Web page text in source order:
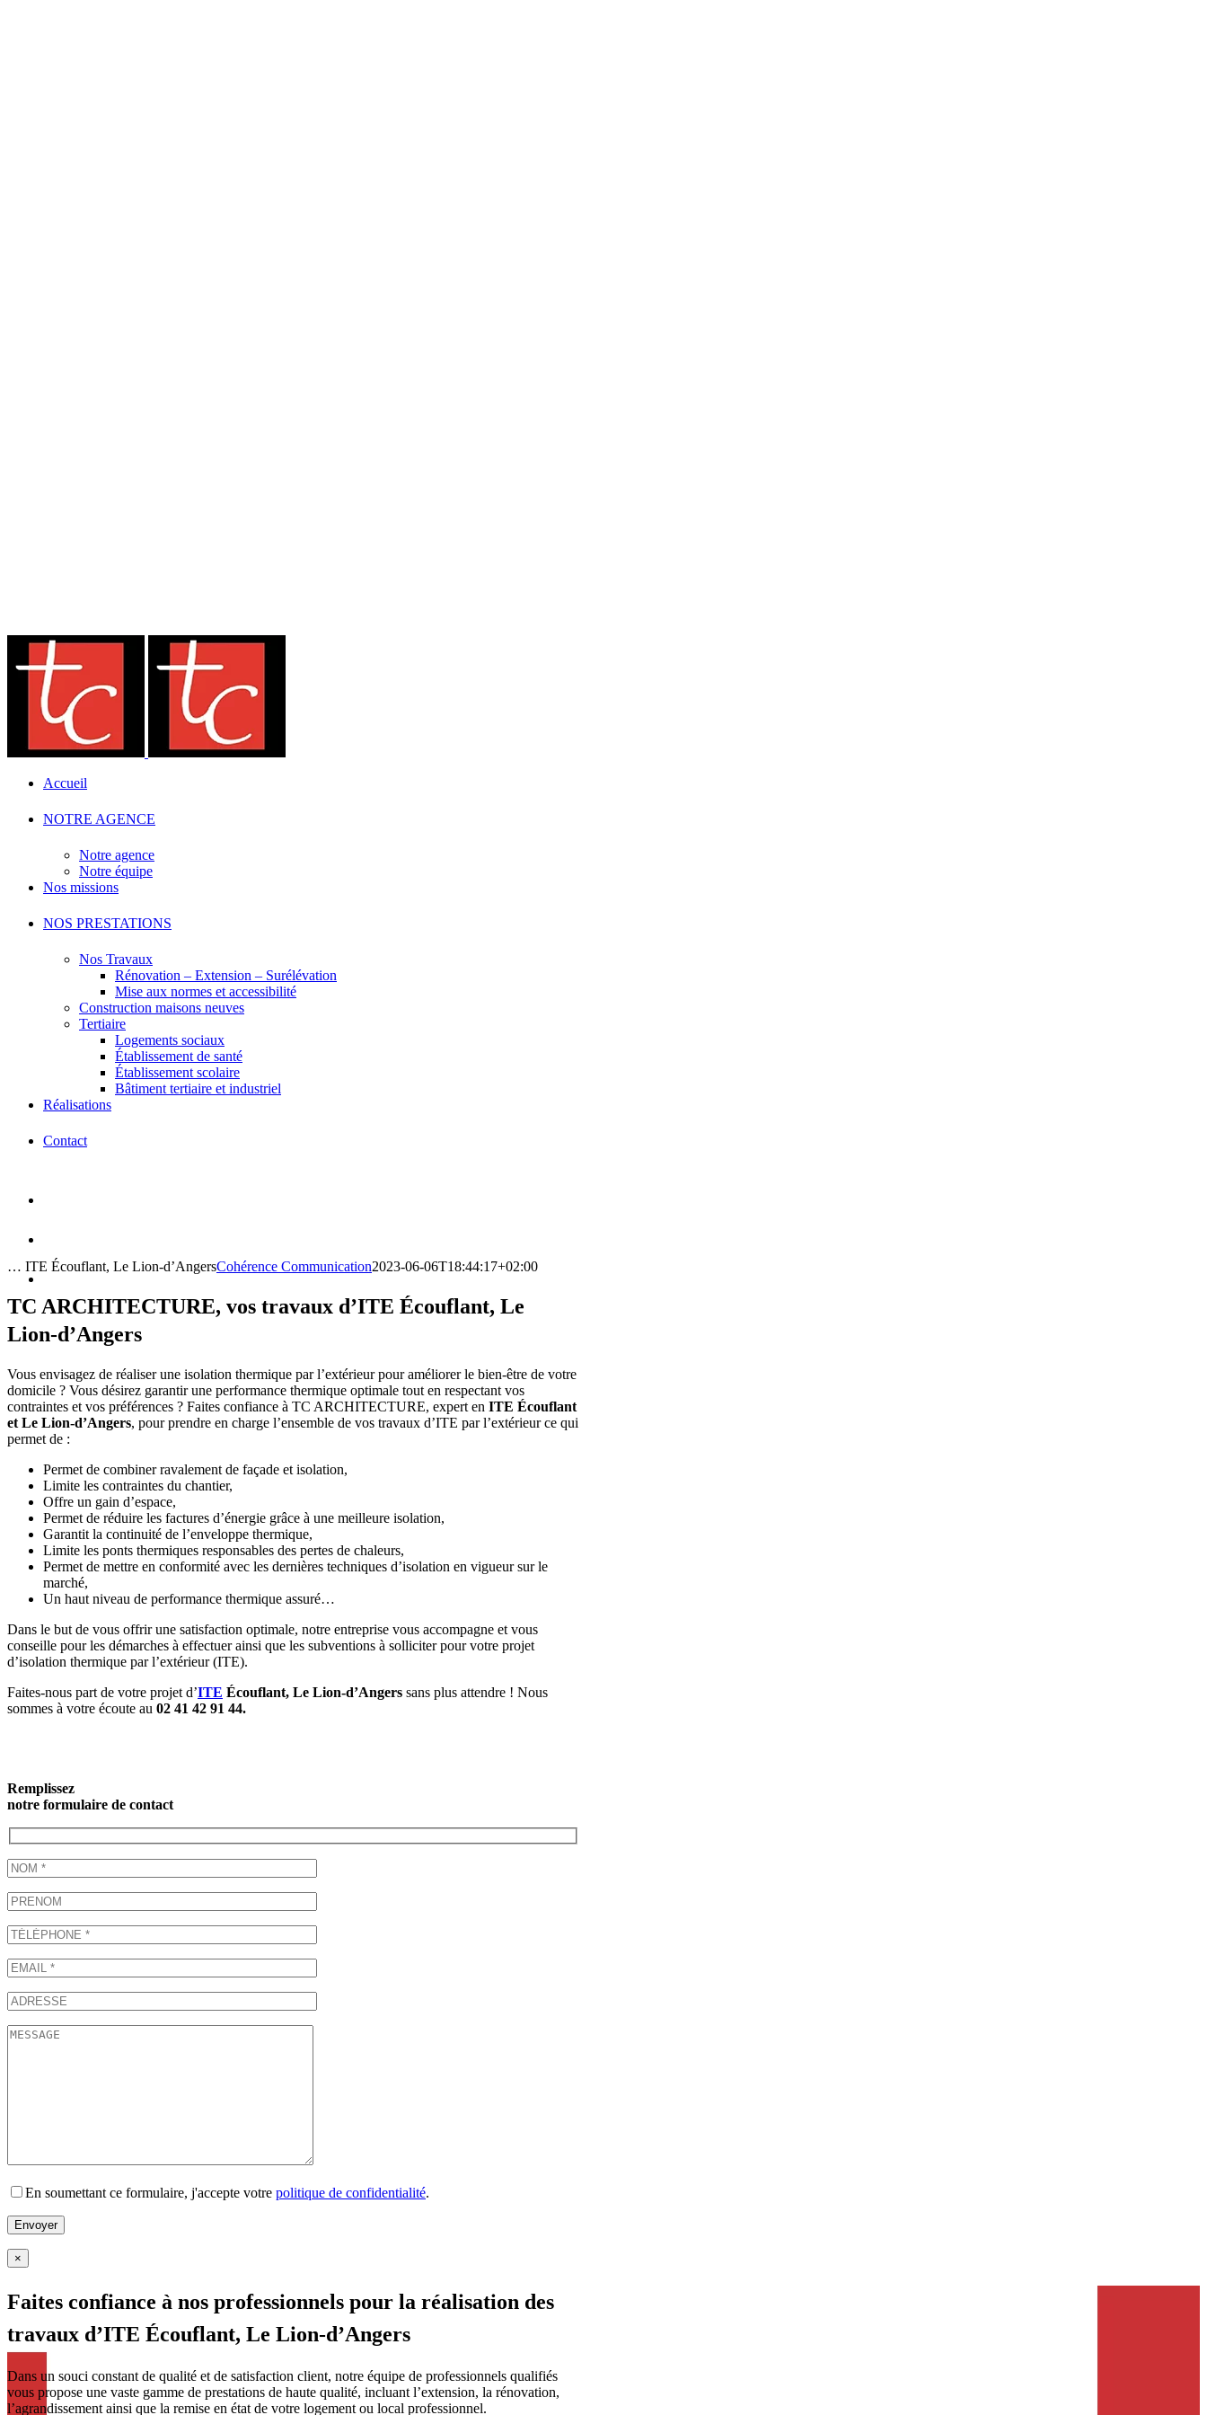
Accueil
NOTRE AGENCE
Notre agence
Notre équipe
Nos missions
NOS PRESTATIONS
Nos Travaux
Rénovation – Extension – Surélévation
Mise aux normes et accessibilité
Construction maisons neuves
Tertiaire
Logements sociaux
Établissement de santé
Établissement scolaire
Bâtiment tertiaire et industriel
Réalisations
Contact
… ITE Écouflant, Le Lion-d’AngersCohérence Communication2023-06-06T18:44:17+02:00
TC ARCHITECTURE, vos travaux d’ITE Écouflant, Le
Lion-d’Angers
Vous envisagez de réaliser une isolation thermique par l’extérieur pour améliorer le bien-être de votre
domicile ? Vous désirez garantir une performance thermique optimale tout en respectant vos
contraintes et vos préférences ? Faites confiance à TC ARCHITECTURE, expert en ITE Écouflant
et Le Lion-d’Angers, pour prendre en charge l’ensemble de vos travaux d’ITE par l’extérieur ce qui
permet de :
Permet de combiner ravalement de façade et isolation,
Limite les contraintes du chantier,
Offre un gain d’espace,
Permet de réduire les factures d’énergie grâce à une meilleure isolation,
Garantit la continuité de l’enveloppe thermique,
Limite les ponts thermiques responsables des pertes de chaleurs,
Permet de mettre en conformité avec les dernières techniques d’isolation en vigueur sur le
marché,
Un haut niveau de performance thermique assuré…
Dans le but de vous offrir une satisfaction optimale, notre entreprise vous accompagne et vous
conseille pour les démarches à effectuer ainsi que les subventions à solliciter pour votre projet
d’isolation thermique par l’extérieur (ITE).
Faites-nous part de votre projet d’ITE Écouflant, Le Lion-d’Angers sans plus attendre ! Nous
sommes à votre écoute au 02 41 42 91 44.
Remplissez
notre formulaire de contact
En soumettant ce formulaire, j'accepte votre politique de confidentialité.
×
Faites confiance à nos professionnels pour la réalisation des
travaux d’ITE Écouflant, Le Lion-d’Angers
Dans un souci constant de qualité et de satisfaction client, notre équipe de professionnels qualifiés
vous propose une vaste gamme de prestations de haute qualité, incluant l’extension, la rénovation,
l’agrandissement ainsi que la remise en état de votre logement ou local professionnel.